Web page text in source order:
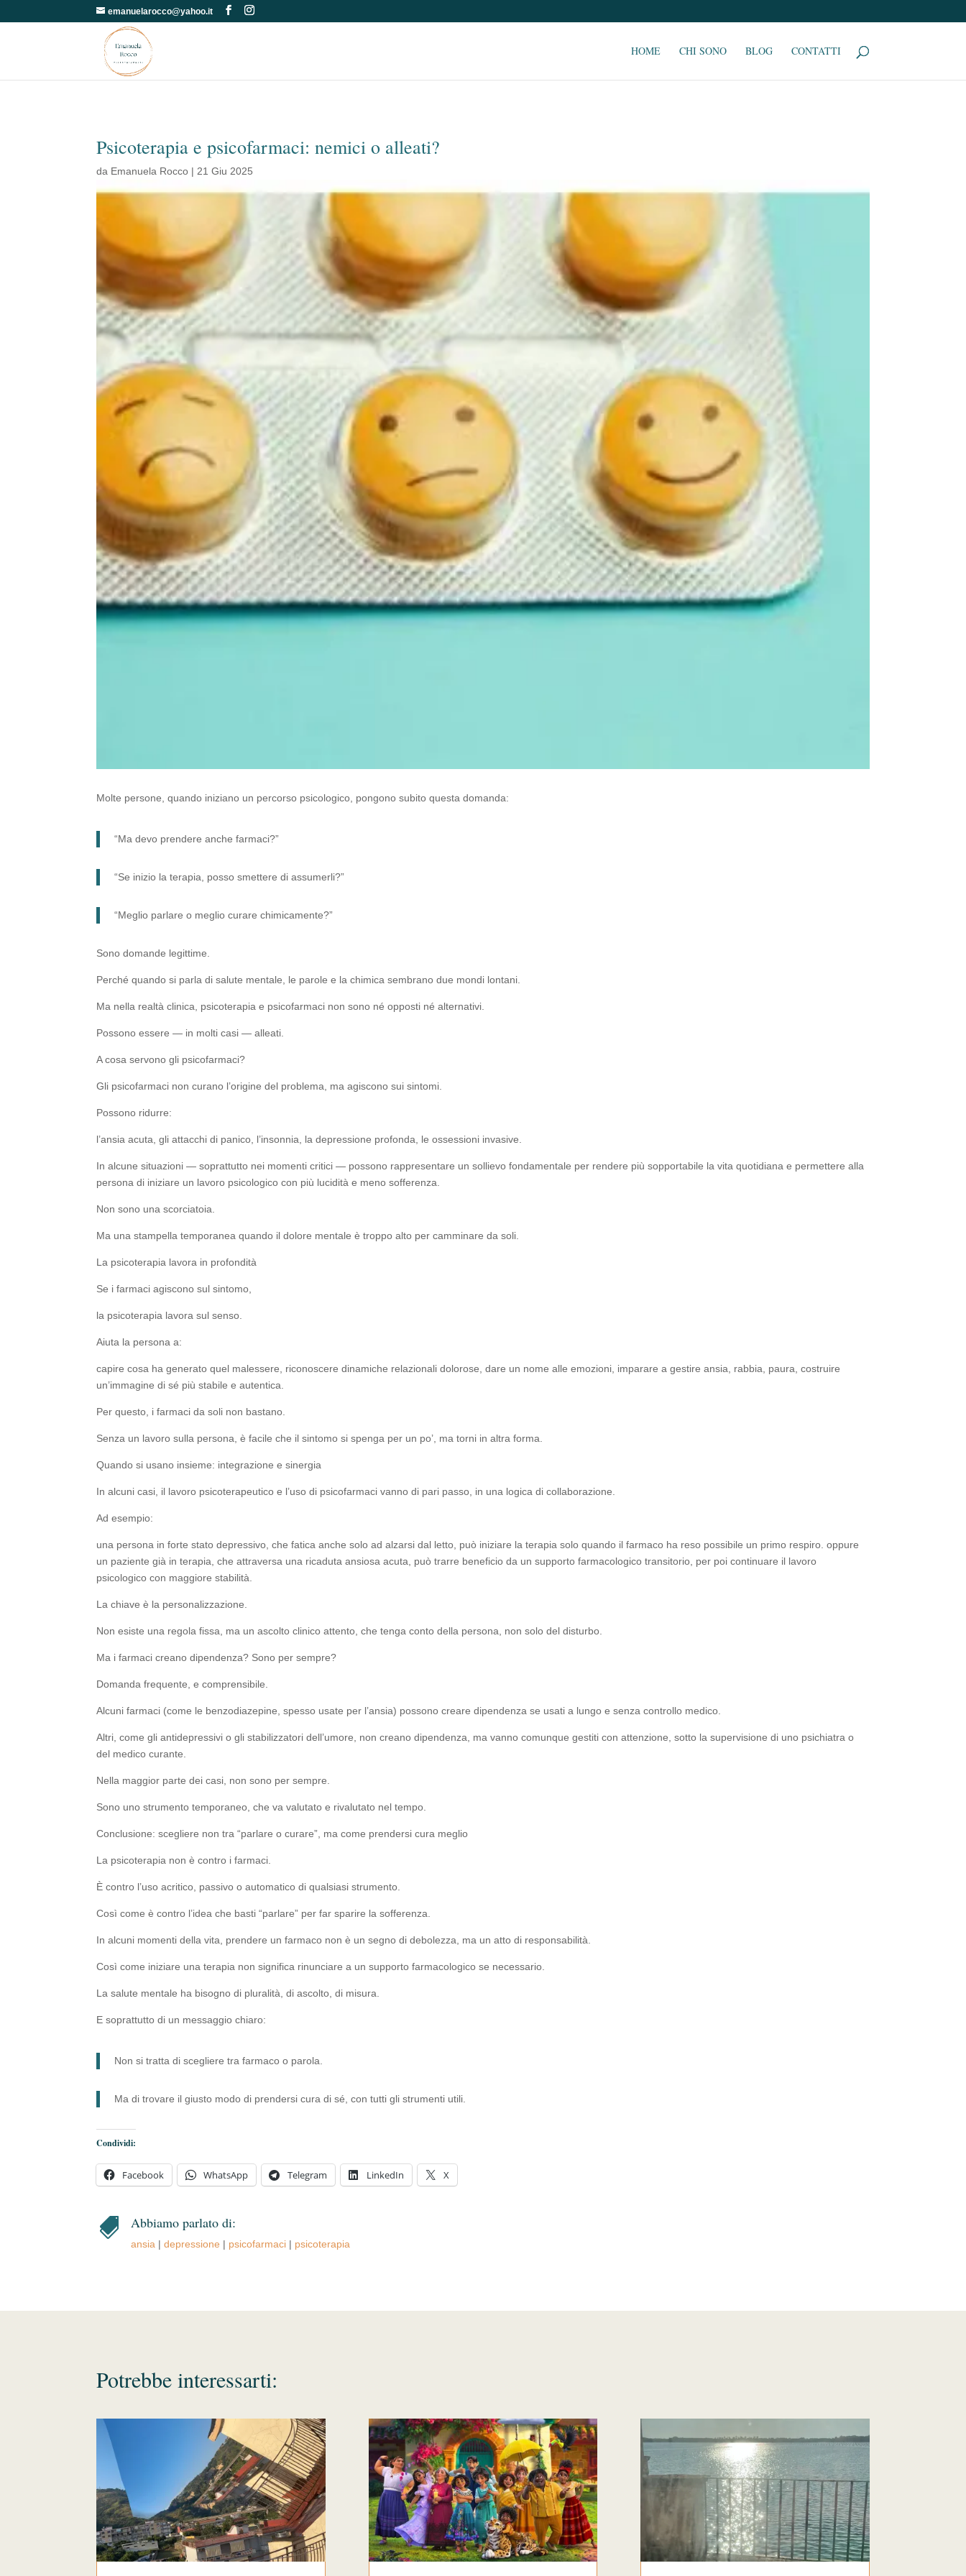
emanuelarocco@yahoo.it
HOME CHI SONO BLOG CONTATTI
Psicoterapia e psicofarmaci: nemici o alleati?
da Emanuela Rocco | 21 Giu 2025
Molte persone, quando iniziano un percorso psicologico, pongono subito questa domanda:
“Ma devo prendere anche farmaci?”
“Se inizio la terapia, posso smettere di assumerli?”
“Meglio parlare o meglio curare chimicamente?”
Sono domande legittime.
Perché quando si parla di salute mentale, le parole e la chimica sembrano due mondi lontani.
Ma nella realtà clinica, psicoterapia e psicofarmaci non sono né opposti né alternativi.
Possono essere — in molti casi — alleati.
A cosa servono gli psicofarmaci?
Gli psicofarmaci non curano l’origine del problema, ma agiscono sui sintomi.
Possono ridurre:
l’ansia acuta, gli attacchi di panico, l’insonnia, la depressione profonda, le ossessioni invasive.
In alcune situazioni — soprattutto nei momenti critici — possono rappresentare un sollievo fondamentale per rendere più sopportabile la vita quotidiana e permettere alla
persona di iniziare un lavoro psicologico con più lucidità e meno sofferenza.
Non sono una scorciatoia.
Ma una stampella temporanea quando il dolore mentale è troppo alto per camminare da soli.
La psicoterapia lavora in profondità
Se i farmaci agiscono sul sintomo,
la psicoterapia lavora sul senso.
Aiuta la persona a:
capire cosa ha generato quel malessere, riconoscere dinamiche relazionali dolorose, dare un nome alle emozioni, imparare a gestire ansia, rabbia, paura, costruire
un’immagine di sé più stabile e autentica.
Per questo, i farmaci da soli non bastano.
Senza un lavoro sulla persona, è facile che il sintomo si spenga per un po’, ma torni in altra forma.
Quando si usano insieme: integrazione e sinergia
In alcuni casi, il lavoro psicoterapeutico e l’uso di psicofarmaci vanno di pari passo, in una logica di collaborazione.
Ad esempio:
una persona in forte stato depressivo, che fatica anche solo ad alzarsi dal letto, può iniziare la terapia solo quando il farmaco ha reso possibile un primo respiro. oppure
un paziente già in terapia, che attraversa una ricaduta ansiosa acuta, può trarre beneficio da un supporto farmacologico transitorio, per poi continuare il lavoro
psicologico con maggiore stabilità.
La chiave è la personalizzazione.
Non esiste una regola fissa, ma un ascolto clinico attento, che tenga conto della persona, non solo del disturbo.
Ma i farmaci creano dipendenza? Sono per sempre?
Domanda frequente, e comprensibile.
Alcuni farmaci (come le benzodiazepine, spesso usate per l’ansia) possono creare dipendenza se usati a lungo e senza controllo medico.
Altri, come gli antidepressivi o gli stabilizzatori dell’umore, non creano dipendenza, ma vanno comunque gestiti con attenzione, sotto la supervisione di uno psichiatra o
del medico curante.
Nella maggior parte dei casi, non sono per sempre.
Sono uno strumento temporaneo, che va valutato e rivalutato nel tempo.
Conclusione: scegliere non tra “parlare o curare”, ma come prendersi cura meglio
La psicoterapia non è contro i farmaci.
È contro l’uso acritico, passivo o automatico di qualsiasi strumento.
Così come è contro l’idea che basti “parlare” per far sparire la sofferenza.
In alcuni momenti della vita, prendere un farmaco non è un segno di debolezza, ma un atto di responsabilità.
Così come iniziare una terapia non significa rinunciare a un supporto farmacologico se necessario.
La salute mentale ha bisogno di pluralità, di ascolto, di misura.
E soprattutto di un messaggio chiaro:
Non si tratta di scegliere tra farmaco o parola.
Ma di trovare il giusto modo di prendersi cura di sé, con tutti gli strumenti utili.
Condividi:
Facebook WhatsApp Telegram LinkedIn X
 Abbiamo parlato di:
ansia | depressione | psicofarmaci| psicoterapia
Potrebbe interessarti: